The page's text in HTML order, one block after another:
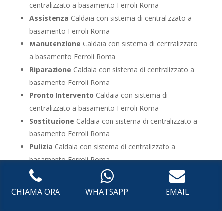
centralizzato a basamento Ferroli Roma
Assistenza Caldaia con sistema di centralizzato a
basamento Ferroli Roma
Manutenzione Caldaia con sistema di centralizzato
a basamento Ferroli Roma
Riparazione Caldaia con sistema di centralizzato a
basamento Ferroli Roma
Pronto Intervento Caldaia con sistema di
centralizzato a basamento Ferroli Roma
Sostituzione Caldaia con sistema di centralizzato a
basamento Ferroli Roma
Pulizia Caldaia con sistema di centralizzato a
basamento Ferroli Roma
Controllo Fumi
Caldaia con sistema di centralizzato
a basamento Ferroli Roma
Bollino Blu
Caldaia con sistema di centralizzato a
CHIAMA ORA WHATSAPP EMAIL